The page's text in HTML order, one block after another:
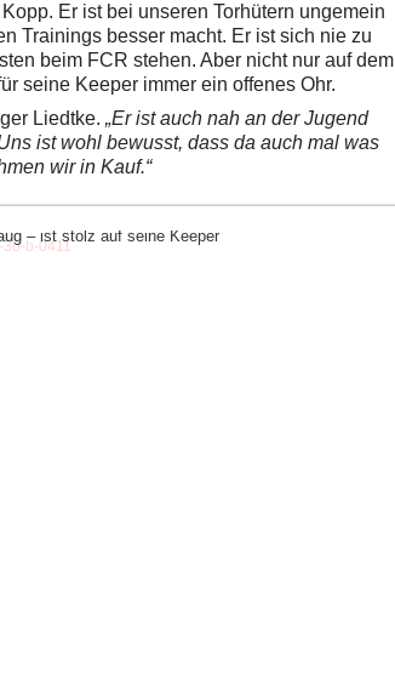
Er ist bei unseren Torhütern ungemein
Trainings besser macht. Er ist sich nie zu
beim FCR stehen. Aber nicht nur auf dem
seine Keeper immer ein offenes Ohr.
Liedtke. „Er ist auch nah an der Jugend
ist wohl bewusst, dass da auch mal was
wir in Kauf.“
– ist stolz auf seine Keeper